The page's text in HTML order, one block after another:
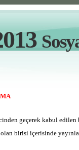
S
geçerek kabul
birisi içerisinde